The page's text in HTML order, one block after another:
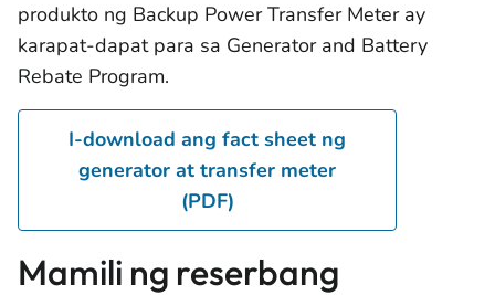
produkto ng Backup Power Transfer Meter ay
karapat-dapat para sa Generator and Battery
Rebate Program.
I-download ang fact sheet ng
generator at transfer meter
(PDF)
Mamili ng reserbang